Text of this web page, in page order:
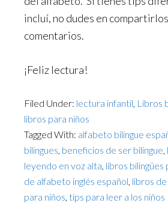
incluí, no dudes en
comentarios.
¡Feliz lectura!
Filed Under: lectura infantil, Libros
libros para niños
Tagged With: alfabeto bilingue
bilingues, beneficios de ser bilingue,
leyendo en voz alta, libros bilingües
de alfabeto inglés español, libros
para niños, tips para leer a los niños